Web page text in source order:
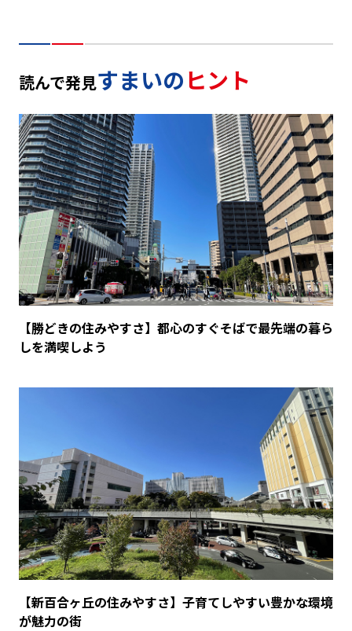
読んで発見すまいのヒント
【勝どきの住みやすさ】都心のすぐそばで最先端の暮ら
しを満喫しよう
【新百合ヶ丘の住みやすさ】子育てしやすい豊かな環境
が魅力の街